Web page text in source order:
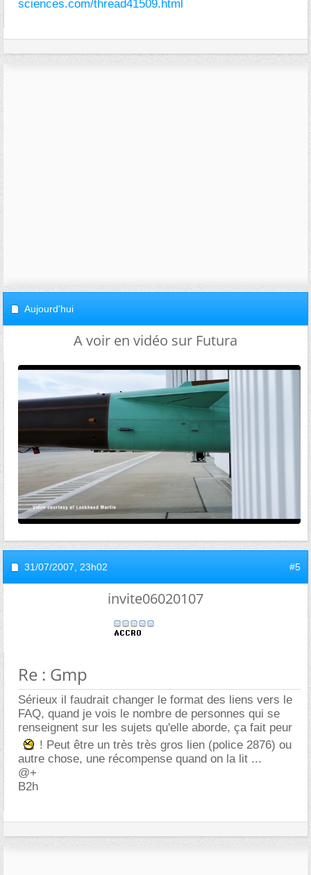
sciences.com/thread41509.html
Aujourd'hui
A voir en vidéo sur Futura
31/07/2007, 23h02 #5
invite06020107
Re : Gmp
Sérieux il faudrait changer le format des liens vers le
FAQ, quand je vois le nombre de personnes qui se
renseignent sur les sujets qu'elle aborde, ça fait peur
! Peut être un très très gros lien (police 2876) ou
autre chose, une récompense quand on la lit ...
@+
B2h